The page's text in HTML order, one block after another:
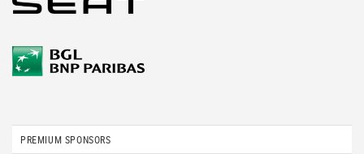
PREMIUM SPONSORS